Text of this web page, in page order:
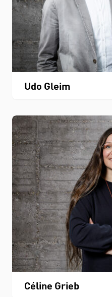
Udo Gleim
Céline Grieb